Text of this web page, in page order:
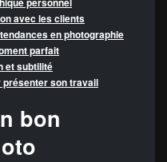
avec les clients
en photographie
parfait
et subtilité
son travail
bon